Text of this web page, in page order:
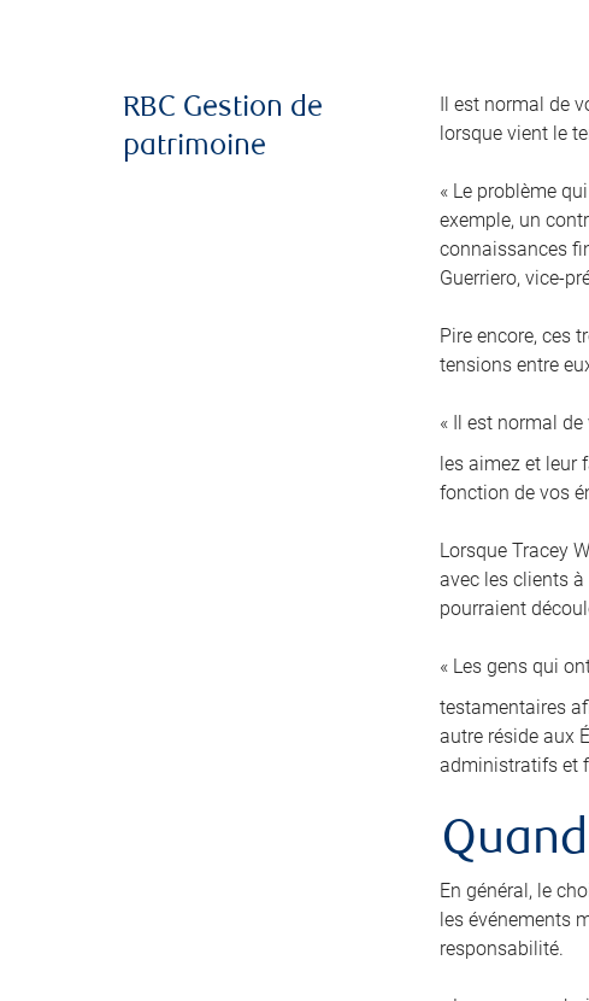
RBC Gestion de
patrimoine
Il est normal de
lorsque vient le
« Le problème
exemple, un
connaissances
Guerriero, vice-
Pire encore, ces
tensions entre
« Il est normal
les aimez et leur
fonction de vos
Lorsque Tracey
avec les clients
pourraient
« Les gens qui
testamentaires
autre réside aux
administratifs et
En général, le
les événements
responsabilité.